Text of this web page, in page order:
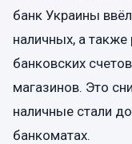
банк Украины
наличных, а также
банковских
магазинов. Это
наличные стали
банкоматах.